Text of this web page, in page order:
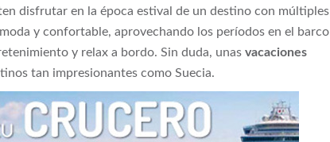
disfrutar en la época estival de un destino con múltiples
y confortable, aprovechando los períodos en el barco
y relax a bordo. Sin duda, unas vacaciones
tan impresionantes como Suecia.